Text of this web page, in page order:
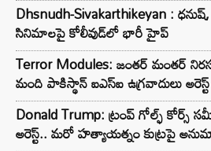
Dhsnudh-Sivakarthikeyan :
సినిమాలపై కోలీవుడ్‌లో భారీ హైప్
Terror Modules: జంతర్ మంతర్
మంది పాకిస్థాన్ ఐఎస్ఐ ఉగ్రవాదులు అరెస్ట్
Donald Trump: ట్రంప్ గోల్ఫ్ కోర్స్
అరెస్ట్.. మరో హత్యాయత్నం కుట్రపై